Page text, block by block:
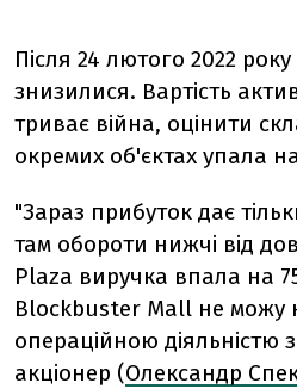
Після 24 лютого 2022
знизилися. Вартість
триває війна, оцінити
окремих об'єктах упала
"Зараз прибуток дає
там обороти нижчі від
Plaza виручка впала на
Blockbuster Mall не можу
операційною діяльністю
акціонер (Олександр